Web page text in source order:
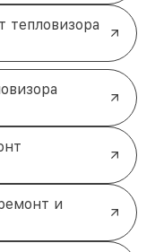
тепловизора
и